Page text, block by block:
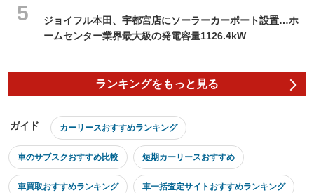
ジョイフル本田、宇都宮店にソーラーカーポート設置…ホ
ームセンター業界最大級の発電容量1126.4kW
ランキングをもっと見る
ガイド カーリースおすすめランキング
車のサブスクおすすめ比較 短期カーリースおすすめ
車買取おすすめランキング 車一括査定サイトおすすめランキング